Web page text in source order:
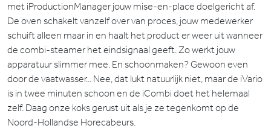
met iProductionManager jouw mise-en-place doelgericht af.
De oven schakelt vanzelf over van proces, jouw medewerker
schuift alleen maar in en haalt het product er weer uit wanneer
de combi-steamer het eindsignaal geeft. Zo werkt jouw
apparatuur slimmer mee. En schoonmaken? Gewoon even
door de vaatwasser... Nee, dat lukt natuurlijk niet, maar de iVario
is in twee minuten schoon en de iCombi doet het helemaal
zelf. Daag onze koks gerust uit als je ze tegenkomt op de
Noord-Hollandse Horecabeurs.